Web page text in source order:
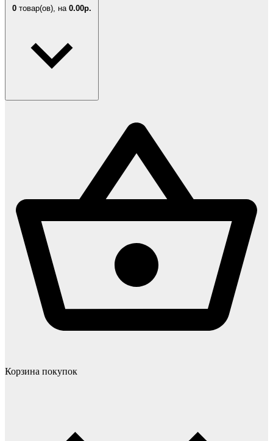
0 товар(ов), на 0.00р.
Корзина покупок